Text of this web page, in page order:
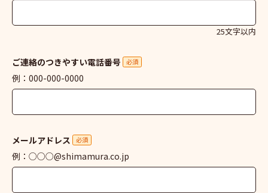
25文字以内
ご連絡のつきやすい電話番号 必須
例：000-000-0000
メールアドレス 必須
例：○○○@shimamura.co.jp